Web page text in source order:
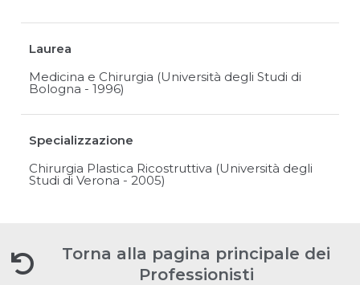
Laurea
Medicina e Chirurgia (Università degli Studi di
Bologna - 1996)
Specializzazione
Chirurgia Plastica Ricostruttiva (Università degli
Studi di Verona - 2005)
Torna alla pagina principale dei
Professionisti